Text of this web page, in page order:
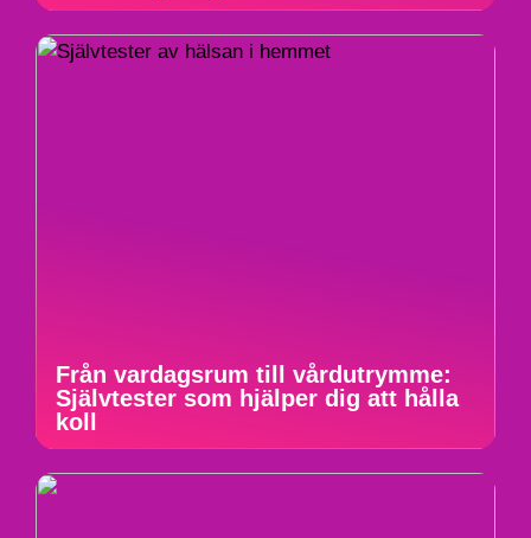
Från vardagsrum till vårdutrymme:
Självtester som hjälper dig att hålla
koll